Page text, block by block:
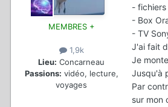
MEMBRES +
1,9k
Lieu: Concarneau
Passions: vidéo, lecture,
voyages
- fichiers
- Box
- TV
J'ai fait
Je
Jusqu'à
Par
sur mon